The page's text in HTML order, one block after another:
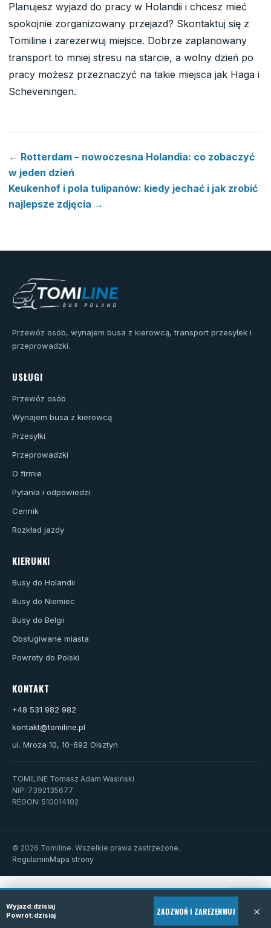
Planujesz wyjazd do pracy w Holandii i chcesz mieć
spokojnie zorganizowany przejazd? Skontaktuj się z
Tomiline i zarezerwuj miejsce. Dobrze zaplanowany
transport to mniej stresu na starcie, a wolny dzień po
pracy możesz przeznaczyć na takie miejsca jak Haga i
Scheveningen.
← Rotterdam – nowoczesna Holandia: co zobaczyć
w jeden dzień
Keukenhof i pola tulipanów: kiedy jechać i jak zrobić
najlepsze zdjęcia →
Przewóz osób, wynajem busa z kierowcą, transport przesyłek i
przeprowadzki.
USŁUGI
Przewóz osób
Wynajem busa z kierowcą
Przesyłki
Przeprowadzki
O firmie
Pytania i odpowiedzi
Cennik
Rozkład jazdy
KIERUNKI
Busy do Holandii
Busy do Niemiec
Busy do Belgii
Obsługiwane miasta
Powroty do Polski
KONTAKT
+48 531 982 982
kontakt@tomiline.pl
ul. Mroza 10, 10-692 Olsztyn
TOMILINE Tomasz Adam Wasiński
NIP: 7392135677
REGON: 510014102
© 2026 Tomiline. Wszelkie prawa zastrzeżone.
RegulaminMapa strony
Wyjazd:dzisiaj
Powrót:dzisiaj ZADZWOŃ I ZAREZERWUJ ×